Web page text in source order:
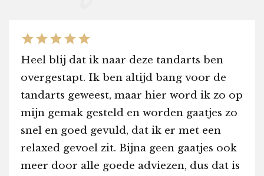
starstarstarstarstar
Heel blij dat ik naar deze tandarts ben
overgestapt. Ik ben altijd bang voor de
tandarts geweest, maar hier word ik zo op
mijn gemak gesteld en worden gaatjes zo
snel en goed gevuld, dat ik er met een
relaxed gevoel zit. Bijna geen gaatjes ook
meer door alle goede adviezen, dus dat is